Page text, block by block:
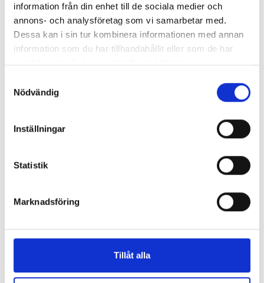
information från din enhet till de sociala medier och
annons- och analysföretag som vi samarbetar med.
Dessa kan i sin tur kombinera informationen med annan
information som du har tillhandahållit eller som de har
samlat in när du har använt deras tjänster.
Nödvändig
Inställningar
Statistik
Marknadsföring
Tillåt alla
Tillbehör
Vi kan även erbjuda ett validerat instrument Bio-Rad
CFX ihop med produkten. Kontakta oss för mer
Dokumentation
Artikelinformation